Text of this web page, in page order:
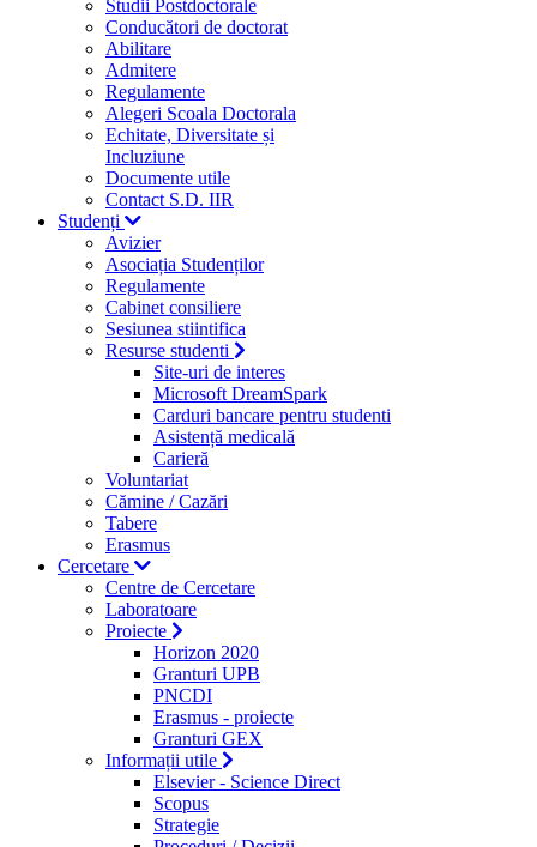
Studii Postdoctorale
Conducători de doctorat
Abilitare
Admitere
Regulamente
Alegeri Scoala Doctorala
Echitate, Diversitate și
Incluziune
Documente utile
Contact S.D. IIR
Studenți
Avizier
Asociația Studenților
Regulamente
Cabinet consiliere
Sesiunea stiintifica
Resurse studenti
Site-uri de interes
Microsoft DreamSpark
Carduri bancare pentru studenti
Asistență medicală
Carieră
Voluntariat
Cămine / Cazări
Tabere
Erasmus
Cercetare
Centre de Cercetare
Laboratoare
Proiecte
Horizon 2020
Granturi UPB
PNCDI
Erasmus - proiecte
Granturi GEX
Informații utile
Elsevier - Science Direct
Scopus
Strategie